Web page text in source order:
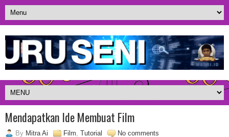
Mendapatkan Ide Membuat Film
By Mitra Ai Film Tutorial
No comments